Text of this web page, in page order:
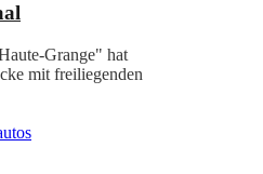
Grange" hat
mit freiliegenden